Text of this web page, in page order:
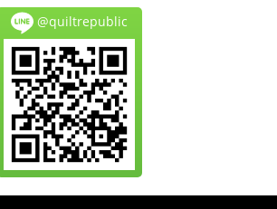
@quiltrepublic